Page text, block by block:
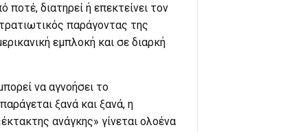
ποτέ, διατηρεί ή επεκτείνει τον
παράγοντας της
εμπλοκή και σε διαρκή
να αγνοήσει το
ξανά και ξανά, η
ανάγκης» γίνεται ολοένα